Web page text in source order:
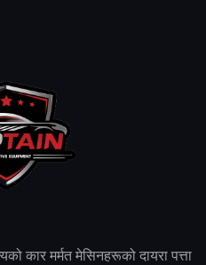
कार मर्मत मेसिनहरूको दायरा पत्ता